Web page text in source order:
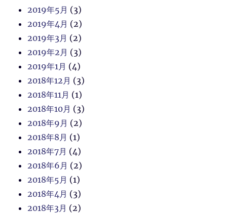
2019年5月 (3)
2019年4月 (2)
2019年3月 (2)
2019年2月 (3)
2019年1月 (4)
2018年12月 (3)
2018年11月 (1)
2018年10月 (3)
2018年9月 (2)
2018年8月 (1)
2018年7月 (4)
2018年6月 (2)
2018年5月 (1)
2018年4月 (3)
2018年3月 (2)